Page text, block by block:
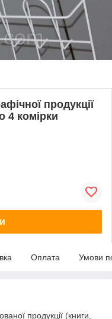
продукції
4 комірки
Оплата Умови
продукції (книги,